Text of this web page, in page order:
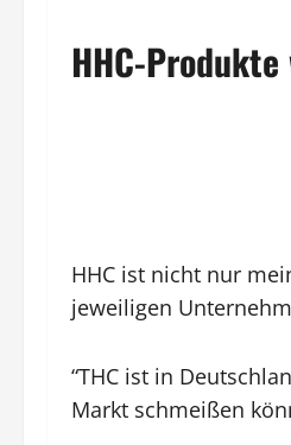
HHC-
HHC ist nicht nur
jeweiligen
“THC ist in
Markt schmeißen